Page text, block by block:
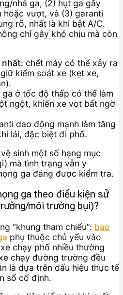
nhả ga, (2) hụt ga gây
hoặc vượt, và (3) garanti
rõ, nhất là khi bật A/C.
chỉ gây khó chịu mà còn
nhất: chết máy có thể xảy ra
kiểm soát xe (kẹt xe,
ga ở tốc độ thấp có thể làm
ngột, khiến xe vọt bất ngờ
dao động mạnh làm tăng
lái, đặc biệt đi phố.
sinh một số hạng mục
mà tình trạng vẫn y
ga đáng được kiểm tra.
ga theo điều kiện sử
môi trường bụi)?
“khung tham chiếu”: bao
phụ thuộc chủ yếu vào
chạy phố nhiều thường
chạy đường trường đều
là dựa trên dấu hiệu thực tế
số cố định.